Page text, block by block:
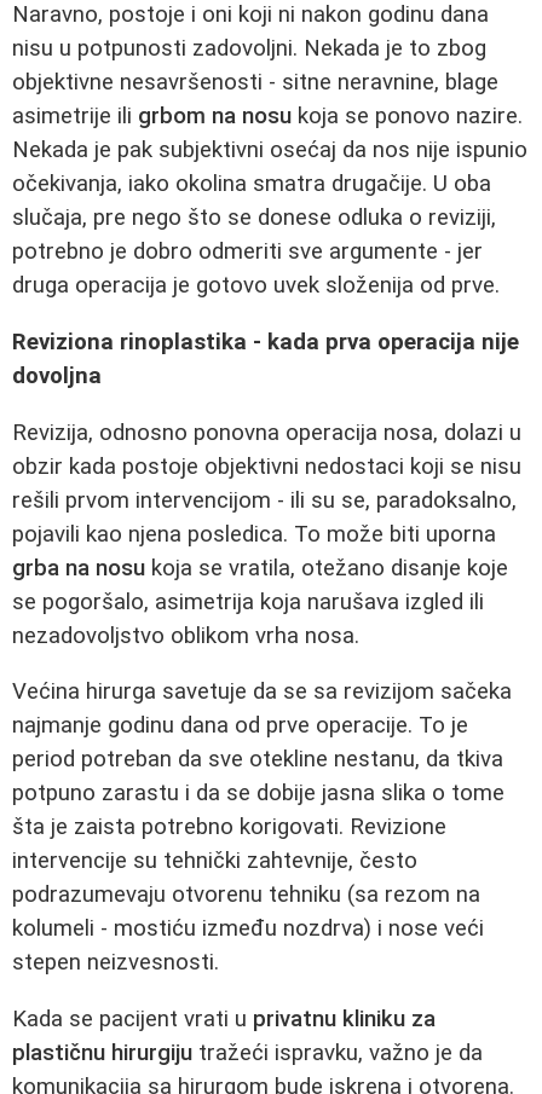
Naravno, postoje i oni koji ni nakon godinu dana
nisu u potpunosti zadovoljni. Nekada je to zbog
objektivne nesavršenosti - sitne neravnine, blage
asimetrije ili grbom na nosu koja se ponovo nazire.
Nekada je pak subjektivni osećaj da nos nije ispunio
očekivanja, iako okolina smatra drugačije. U oba
slučaja, pre nego što se donese odluka o reviziji,
potrebno je dobro odmeriti sve argumente - jer
druga operacija je gotovo uvek složenija od prve.
Reviziona rinoplastika - kada prva operacija nije
dovoljna
Revizija, odnosno ponovna operacija nosa, dolazi u
obzir kada postoje objektivni nedostaci koji se nisu
rešili prvom intervencijom - ili su se, paradoksalno,
pojavili kao njena posledica. To može biti uporna
grba na nosu koja se vratila, otežano disanje koje
se pogoršalo, asimetrija koja narušava izgled ili
nezadovoljstvo oblikom vrha nosa.
Većina hirurga savetuje da se sa revizijom sačeka
najmanje godinu dana od prve operacije. To je
period potreban da sve otekline nestanu, da tkiva
potpuno zarastu i da se dobije jasna slika o tome
šta je zaista potrebno korigovati. Revizione
intervencije su tehnički zahtevnije, često
podrazumevaju otvorenu tehniku (sa rezom na
kolumeli - mostiću između nozdrva) i nose veći
stepen neizvesnosti.
Kada se pacijent vrati u privatnu kliniku za
plastičnu hirurgiju tražeći ispravku, važno je da
komunikacija sa hirurgom bude iskrena i otvorena.